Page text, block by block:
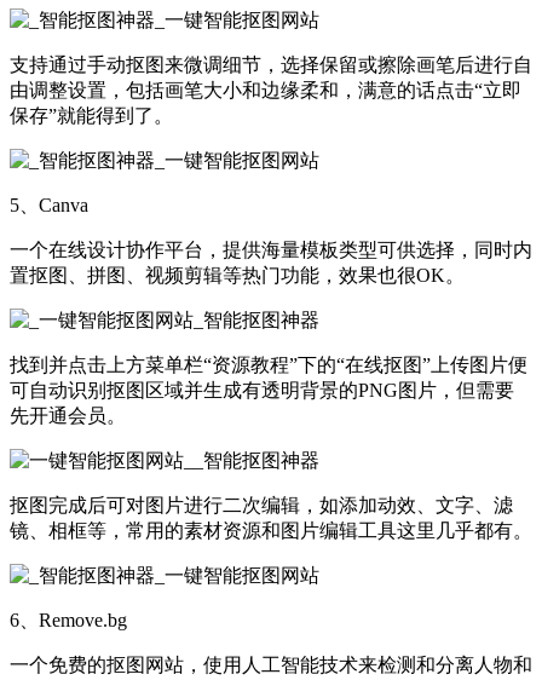
支持通过手动抠图来微调细节，选择保留或擦除画笔后进行自
由调整设置，包括画笔大小和边缘柔和，满意的话点击“立即
保存”就能得到了。
5、Canva
一个在线设计协作平台，提供海量模板类型可供选择，同时内
置抠图、拼图、视频剪辑等热门功能，效果也很OK。
找到并点击上方菜单栏“资源教程”下的“在线抠图”上传图片便
可自动识别抠图区域并生成有透明背景的PNG图片，但需要
先开通会员。
抠图完成后可对图片进行二次编辑，如添加动效、文字、滤
镜、相框等，常用的素材资源和图片编辑工具这里几乎都有。
6、Remove.bg
一个免费的抠图网站，使用人工智能技术来检测和分离人物和